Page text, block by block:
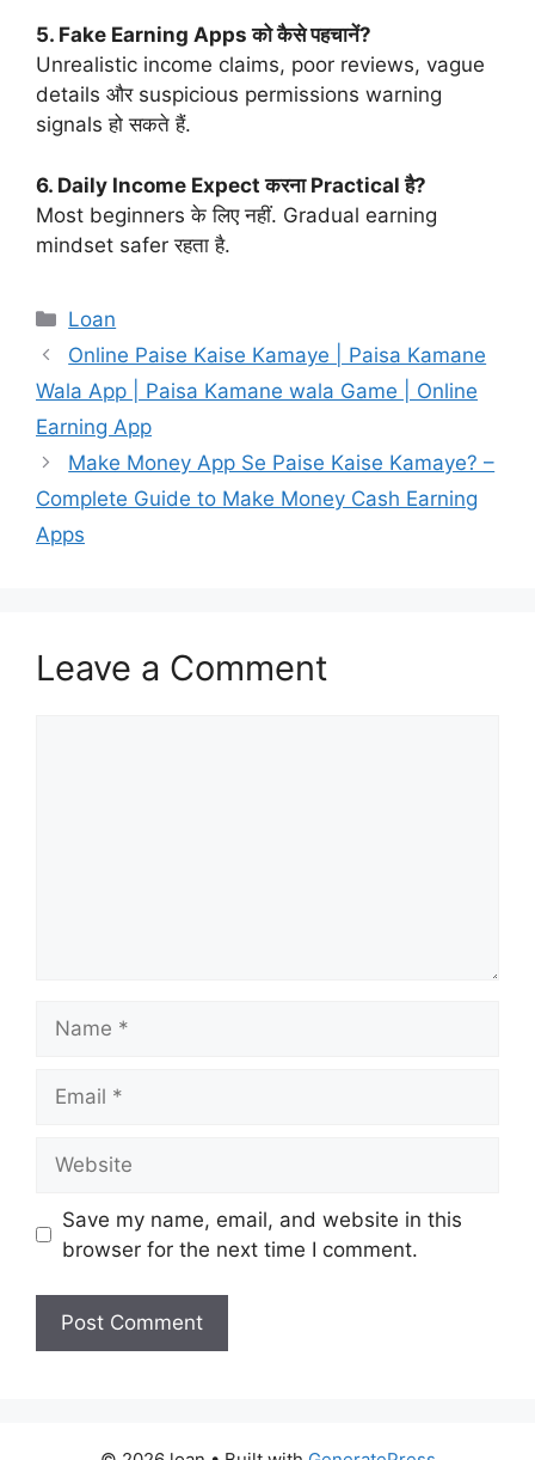
5. Fake Earning Apps को कैसे पहचानें?
Unrealistic income claims, poor reviews, vague
details और suspicious permissions warning
signals हो सकते हैं.
6. Daily Income Expect करना Practical है?
Most beginners के लिए नहीं. Gradual earning
mindset safer रहता है.
Categories
Loan
Online Paise Kaise Kamaye | Paisa Kamane
Wala App | Paisa Kamane wala Game | Online
Earning App
Make Money App Se Paise Kaise Kamaye? –
Complete Guide to Make Money Cash Earning
Apps
Leave a Comment
Save my name, email, and website in this
browser for the next time I comment.